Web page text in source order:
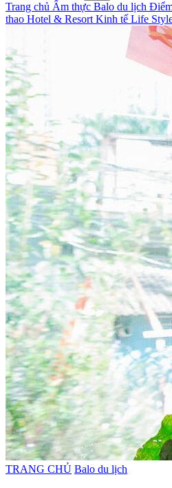
Trang chủ Ẩm thực Balo du lịch
thao Hotel & Resort Kinh tế Life
TRANG CHỦ Balo du lịch